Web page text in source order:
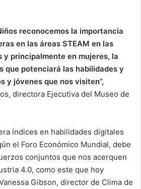
reconocemos la importancia
en las áreas STEAM en las
y principalmente en mujeres, la
que potenciará las habilidades y
y jóvenes que nos visiten”,
directora Ejecutiva del Museo de
índices en habilidades digitales
el Foro Económico Mundial, debe
conjuntos que nos acerquen
4.0, como este que hoy
Gibson, director de Clima de